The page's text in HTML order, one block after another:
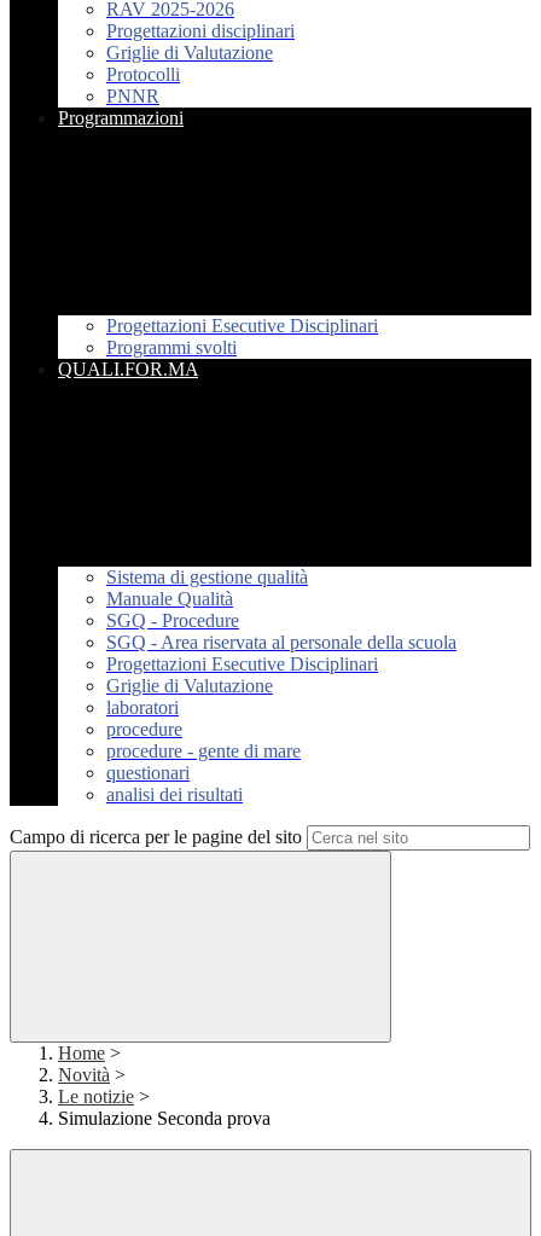
RAV 2025-2026
Progettazioni disciplinari
Griglie di Valutazione
Protocolli
PNNR
Programmazioni
Progettazioni Esecutive Disciplinari
Programmi svolti
QUALI.FOR.MA
Sistema di gestione qualità
Manuale Qualità
SGQ - Procedure
SGQ - Area riservata al personale della scuola
Progettazioni Esecutive Disciplinari
Griglie di Valutazione
laboratori
procedure
procedure - gente di mare
questionari
analisi dei risultati
Campo di ricerca per le pagine del sito
Home >
Novità >
Le notizie >
Simulazione Seconda prova